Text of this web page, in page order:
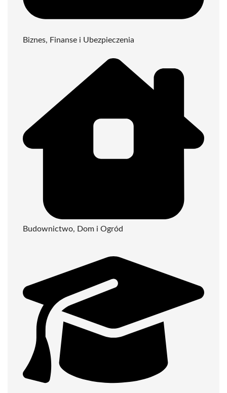
Biznes, Finanse i Ubezpieczenia
Budownictwo, Dom i Ogród